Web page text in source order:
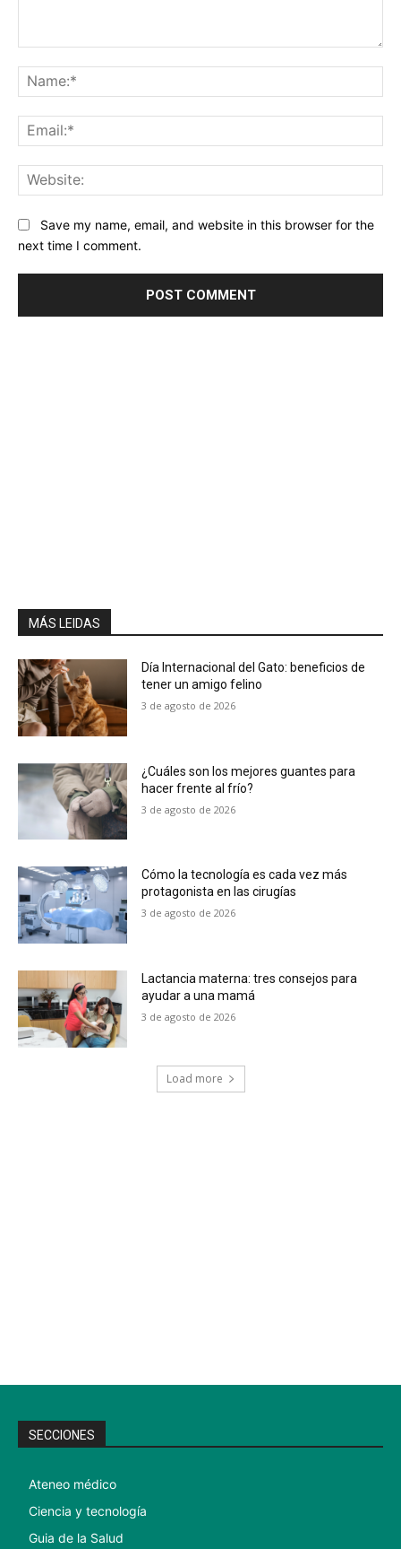
Save my name, email, and website in this browser for the
next time I comment.
MÁS LEIDAS
Día Internacional del Gato: beneficios de
tener un amigo felino
3 de agosto de 2026
¿Cuáles son los mejores guantes para
hacer frente al frío?
3 de agosto de 2026
Cómo la tecnología es cada vez más
protagonista en las cirugías
3 de agosto de 2026
Lactancia materna: tres consejos para
ayudar a una mamá
3 de agosto de 2026
Load more
SECCIONES
Ateneo médico
Ciencia y tecnología
Guia de la Salud